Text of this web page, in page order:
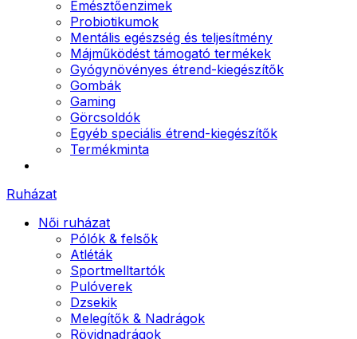
Emésztőenzimek
Probiotikumok
Mentális egészség és teljesítmény
Májműködést támogató termékek
Gyógynövényes étrend-kiegészítők
Gombák
Gaming
Görcsoldók
Egyéb speciális étrend-kiegészítők
Termékminta
Ruházat
Női ruházat
Pólók & felsők
Atléták
Sportmelltartók
Pulóverek
Dzsekik
Melegítők & Nadrágok
Rövidnadrágok